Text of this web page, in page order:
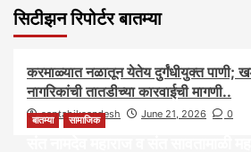
सिटीझन रिपोर्टर बातम्या
आरोग्य आवाज जनतेचा बातम्या
करमाळ्यात नळातून येतेय दुर्गंधीयुक्त पाणी;
नागरिकांची तातडीच्या कारवाईची मागणी..
saptahiksandesh June 21, 2026 0
बातम्या सामाजिक